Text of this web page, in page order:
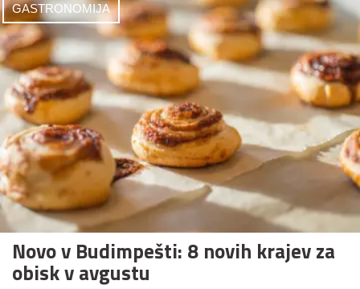
GASTRONOMIJA
Novo v Budimpešti: 8 novih krajev za
obisk v avgustu